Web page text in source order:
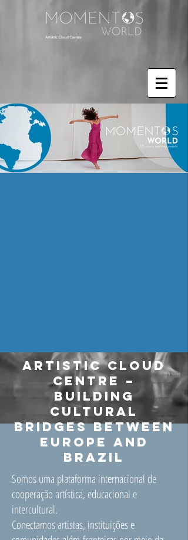
Artistic Cloud
Centre –
Building
Cultural
Bridges Between
Europe and
Brazil
Somos uma plataforma internacional de
cooperação artística, educacional e
intercultural.
Conectamos artistas, instituições e